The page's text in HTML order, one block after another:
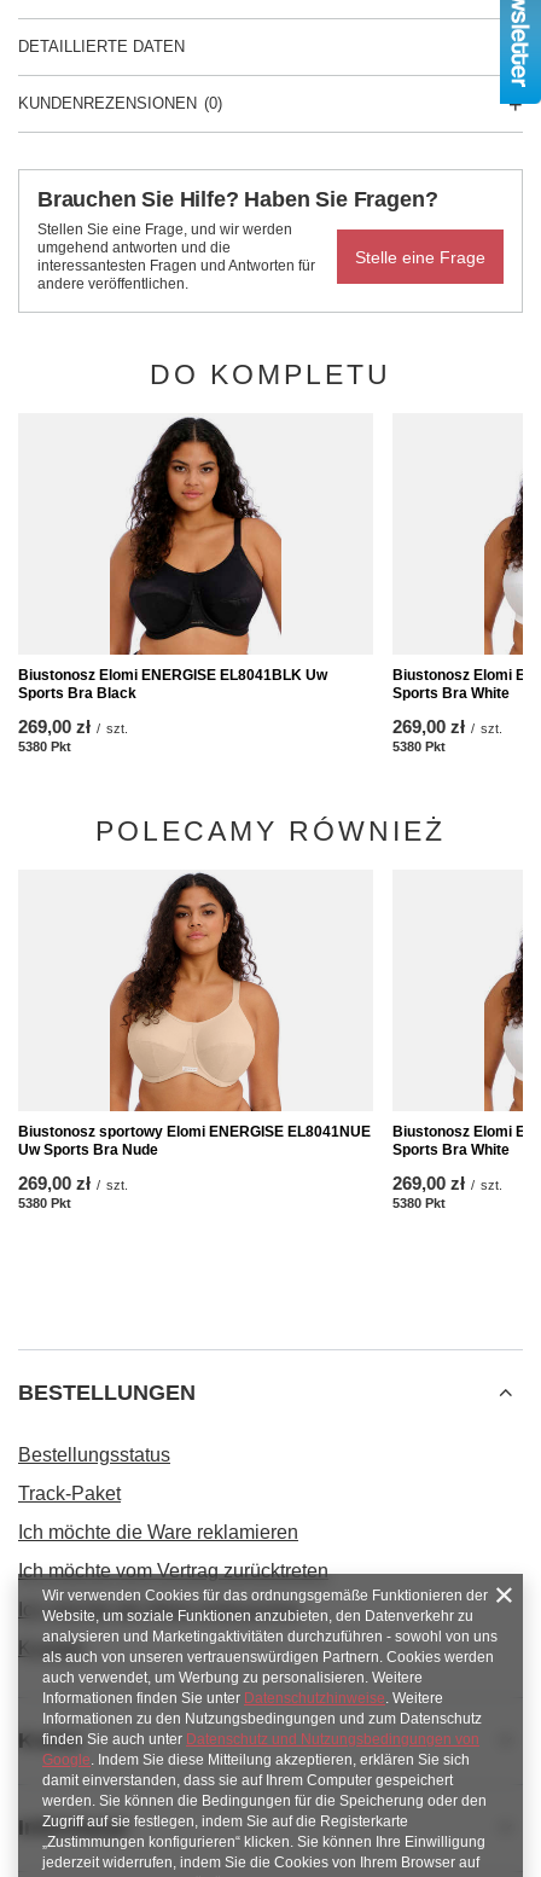
DETAILLIERTE DATEN
KUNDENREZENSIONEN (0)
Brauchen Sie Hilfe? Haben Sie Fragen?
Stellen Sie eine Frage, und wir werden
umgehend antworten und die
interessantesten Fragen und Antworten für
andere veröffentlichen.
Stelle eine Frage
DO KOMPLETU
Biustonosz Elomi ENERGISE EL8041BLK Uw
Sports Bra Black
269,00 zł / szt.
5380 Pkt
Biustonosz Elomi
Sports Bra White
269,00 zł / szt.
5380 Pkt
POLECAMY RÓWNIEŻ
Biustonosz sportowy Elomi ENERGISE EL8041NUE
Uw Sports Bra Nude
269,00 zł / szt.
5380 Pkt
Biustonosz Elomi
Sports Bra White
269,00 zł / szt.
5380 Pkt
BESTELLUNGEN
Bestellungsstatus
Track-Paket
Ich möchte die Ware reklamieren
Ich möchte vom Vertrag zurücktreten
Ich möchte die Ware umtauschen
Kontakt
Konto
Informacje
Wir verwenden Cookies für das ordnungsgemäße Funktionieren der
Website, um soziale Funktionen anzubieten, den Datenverkehr zu
analysieren und Marketingaktivitäten durchzuführen - sowohl von uns
als auch von unseren vertrauenswürdigen Partnern. Cookies werden
auch verwendet, um Werbung zu personalisieren. Weitere
Informationen finden Sie unter Datenschutzhinweise. Weitere
Informationen zu den Nutzungsbedingungen und zum Datenschutz
finden Sie auch unter Datenschutz und Nutzungsbedingungen von
Google. Indem Sie diese Mitteilung akzeptieren, erklären Sie sich
damit einverstanden, dass sie auf Ihrem Computer gespeichert
werden. Sie können die Bedingungen für die Speicherung oder den
Zugriff auf sie festlegen, indem Sie auf die Registerkarte
„Zustimmungen konfigurieren“ klicken. Sie können Ihre Einwilligung
jederzeit widerrufen, indem Sie die Cookies von Ihrem Browser auf